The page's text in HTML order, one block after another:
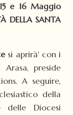
15 e 16 Maggio
DELLA SANTA
si aprirà' con i
preside
A seguire,
della
delle Diocesi